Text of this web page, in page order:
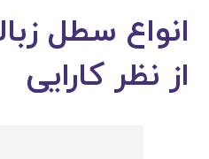
انواع سطل
از نظر کارایی